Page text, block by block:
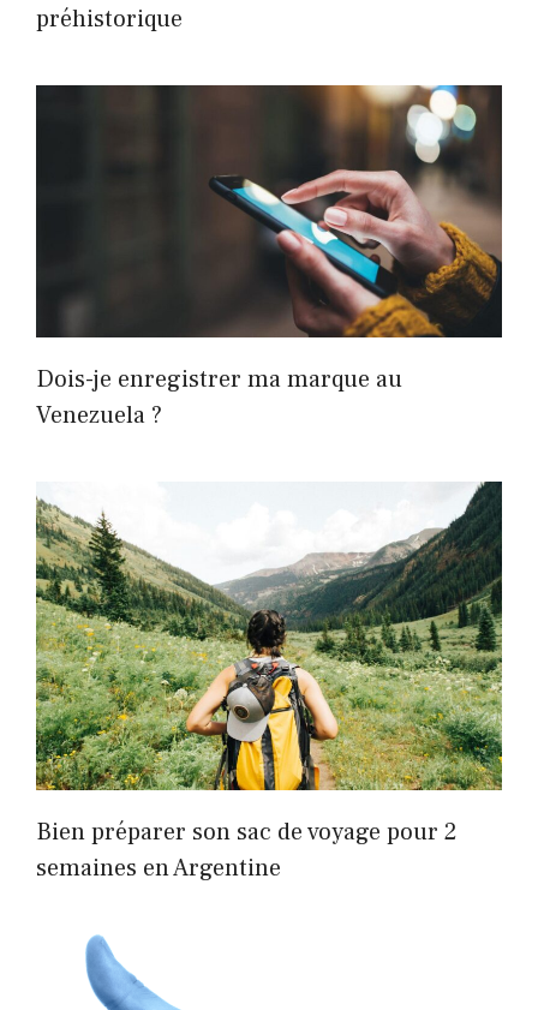
préhistorique
Dois-je enregistrer ma marque au
Venezuela ?
Bien préparer son sac de voyage pour 2
semaines en Argentine